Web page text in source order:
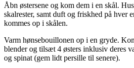
Åbn østersene og kom dem i en skål.
skalrester, samt duft og friskhed på hver
kommes op i skålen.
Varm hønsebouillonen op i en gryde.
blender og tilsæt 4 østers inklusiv deres
og spinat (gem lidt persille til senere).